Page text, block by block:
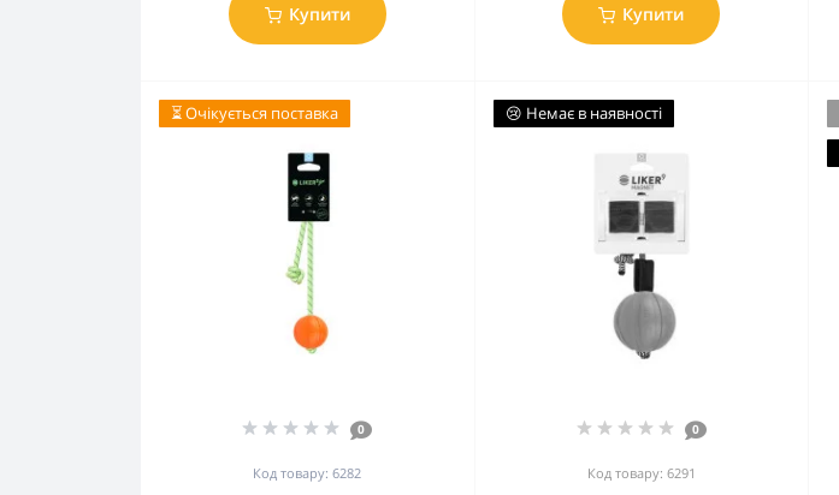
Купити Купити
⏳ Очікується поставка
0
Код товару: 6282
😢 Немає в наявності
0
Код товару: 6291